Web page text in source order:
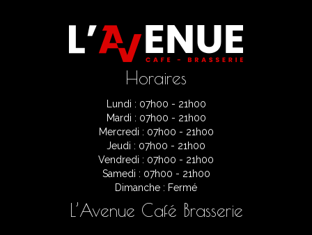
Horaires
Lundi : 07h00 - 21h00
Mardi : 07h00 - 21h00
Mercredi : 07h00 - 21h00
Jeudi : 07h00 - 21h00
Vendredi : 07h00 - 21h00
Samedi : 07h00 - 21h00
Dimanche : Fermé
L’Avenue Café Brasserie